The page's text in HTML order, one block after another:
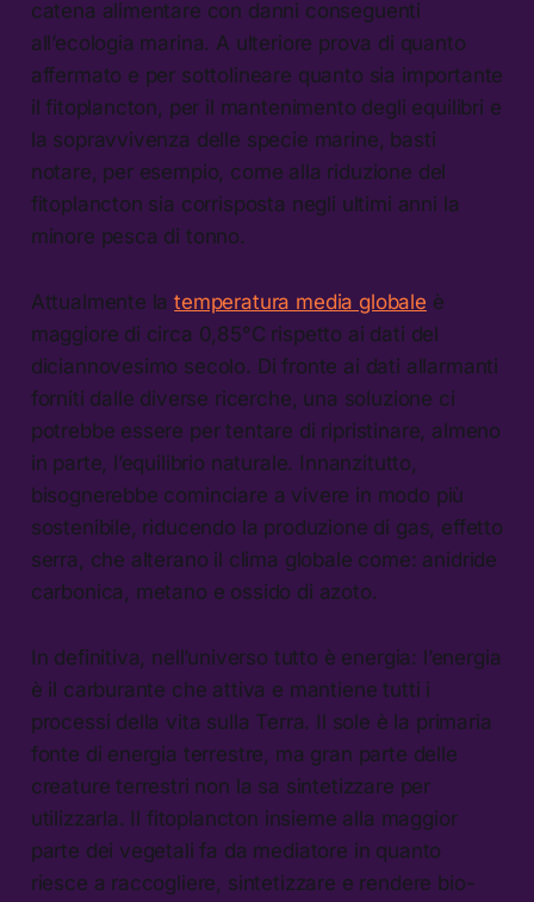
catena alimentare con danni conseguenti
all’ecologia marina. A ulteriore prova di quanto
affermato e per sottolineare quanto sia importante
il fitoplancton, per il mantenimento degli equilibri e
la sopravvivenza delle specie marine, basti
notare, per esempio, come alla riduzione del
fitoplancton sia corrisposta negli ultimi anni la
minore pesca di tonno.
Attualmente latemperatura media globale è
maggiore di circa 0,85°C rispetto ai dati del
diciannovesimo secolo. Di fronte ai dati allarmanti
forniti dalle diverse ricerche, una soluzione ci
potrebbe essere per tentare di ripristinare, almeno
in parte, l’equilibrio naturale. Innanzitutto,
bisognerebbe cominciare a vivere in modo più
sostenibile, riducendo la produzione di gas, effetto
serra, che alterano il clima globale come: anidride
carbonica, metano e ossido di azoto.
In definitiva, nell’universo tutto è energia: l’energia
è il carburante che attiva e mantiene tutti i
processi della vita sulla Terra. Il sole è la primaria
fonte di energia terrestre, ma gran parte delle
creature terrestri non la sa sintetizzare per
utilizzarla. Il fitoplancton insieme alla maggior
parte dei vegetali fa da mediatore in quanto
riesce a raccogliere, sintetizzare e rendere bio-